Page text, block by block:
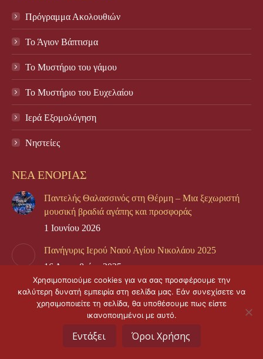
Πρόγραμμα Ακολουθιών
Το Άγιον Βάπτισμα
Το Μυστήριο του γάμου
Το Mυστήριο του Eυχελαίου
Ιερά Εξομολόγηση
Νηστείες
ΝΕΑ ΕΝΟΡΙΑΣ
Παντελής Θαλασσινός στη Θέρμη – Μια ξεχωριστή
μουσική βραδιά αγάπης και προσφοράς
1 Ιουνίου 2026
Πανήγυρις Ιερού Ναού Αγίου Νικολάου 2025
16 Δεκεμβρίου 2025
Πανήγυρις του Ιερού Ναού Αγίου Νικολάου 2024
11 Δεκεμβρίου 2024
Χρησιμοποιούμε cookies για να σας προσφέρουμε την
καλύτερη δυνατή εμπειρία στη σελίδα μας. Εάν συνεχίσετε να
χρησιμοποιείτε τη σελίδα, θα υποθέσουμε πως είστε
ικανοποιημένοι με αυτό.
Εντάξει Όροι Χρήσης